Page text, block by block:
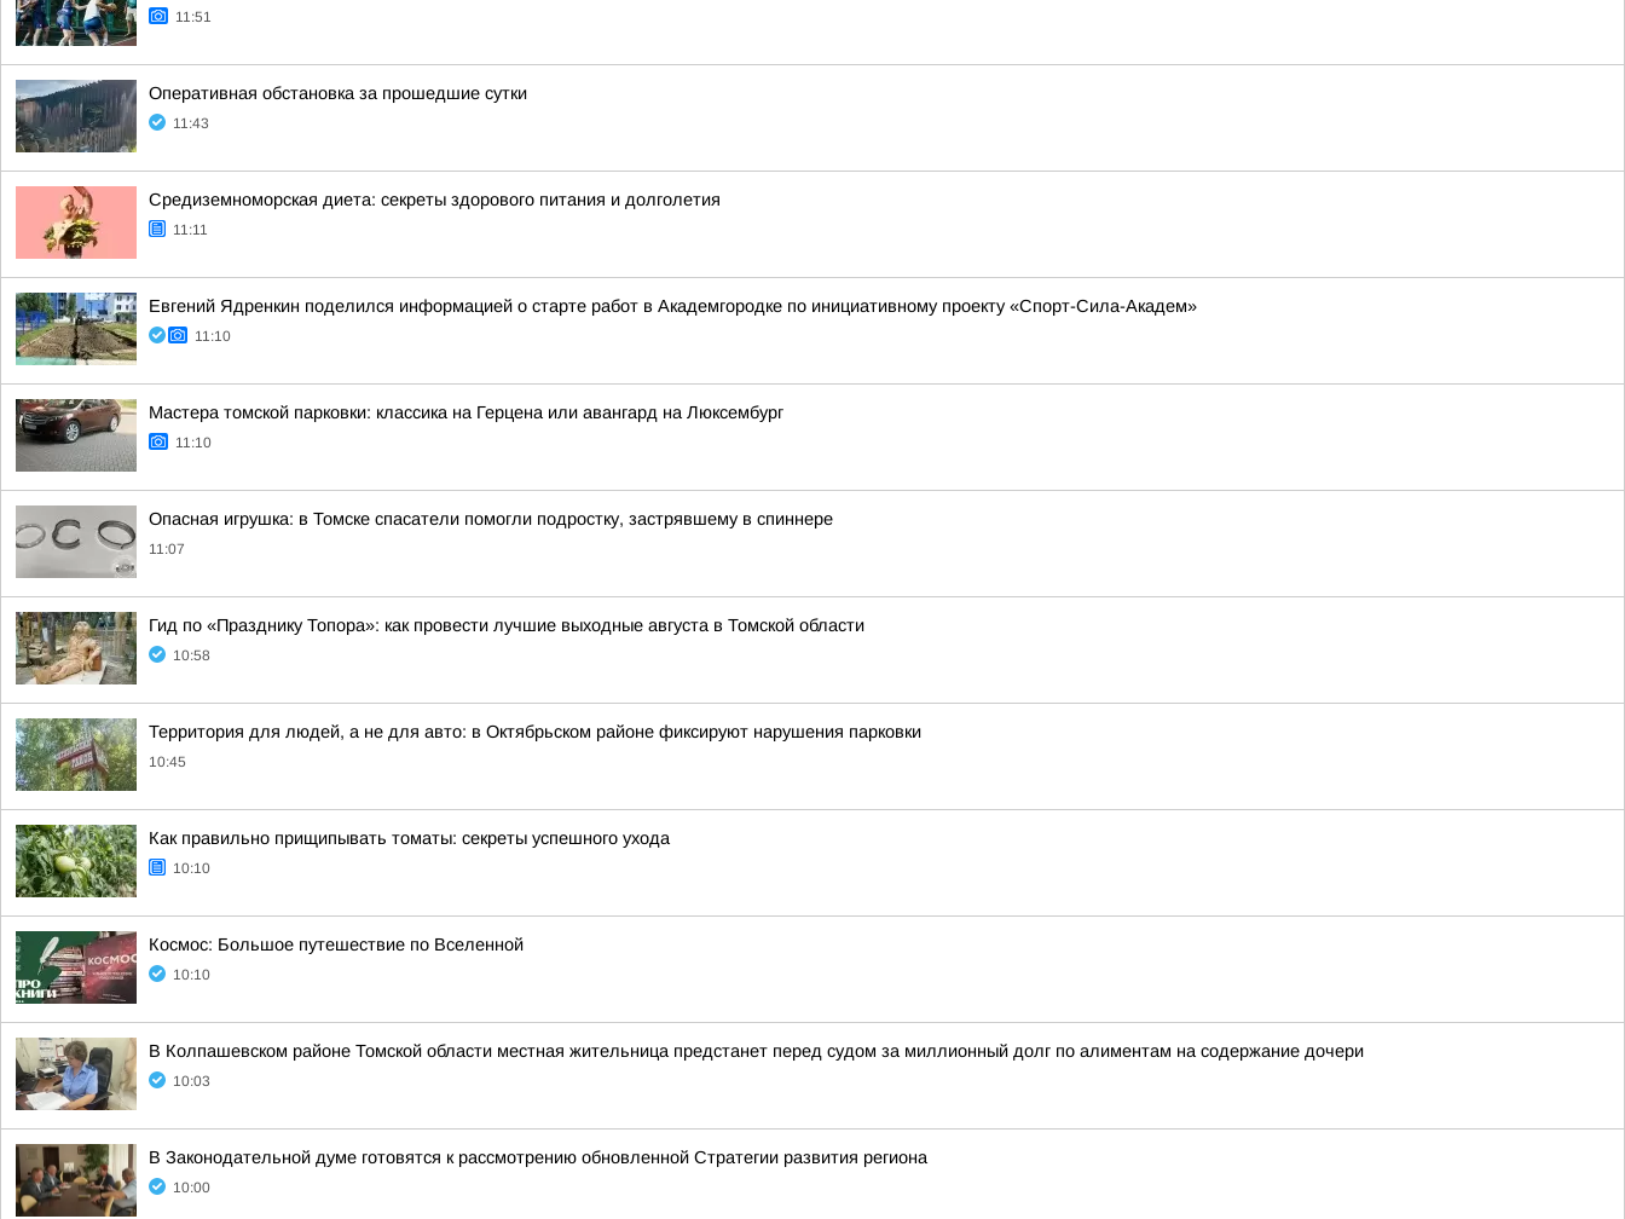
11:51
Оперативная обстановка за прошедшие сутки
11:43
Средиземноморская диета: секреты здорового питания и долголетия
11:11
Евгений Ядренкин поделился информацией о старте работ в Академгородке по инициативному проекту «Спорт-Сила-Академ»
11:10
Мастера томской парковки: классика на Герцена или авангард на Люксембург
11:10
Опасная игрушка: в Томске спасатели помогли подростку, застрявшему в спиннере
11:07
Гид по «Празднику Топора»: как провести лучшие выходные августа в Томской области
10:58
Территория для людей, а не для авто: в Октябрьском районе фиксируют нарушения парковки
10:45
Как правильно прищипывать томаты: секреты успешного ухода
10:10
Космос: Большое путешествие по Вселенной
10:10
В Колпашевском районе Томской области местная жительница предстанет перед судом за миллионный долг по алиментам на содержание дочери
10:03
В Законодательной думе готовятся к рассмотрению обновленной Стратегии развития региона
10:00